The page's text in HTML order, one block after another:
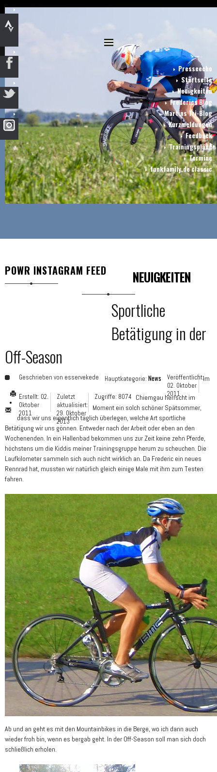
Presseecho
Startseite
Neuigkeiten
Frederics Blog
Martins Tri-Blog
Kurzmeldungen
Feedback
Trainingspläne
Termine
funkfamily.de classic
POWR INSTAGRAM FEED NEUIGKEITEN
Sportliche
Betätigung in der
Off-Season
Geschrieben von esservekede Hauptkategorie: News
Veröffentlicht:
02. Oktober
2011
Erstellt: 02.
Oktober
2011
Zuletzt
aktualisiert:
29. Oktober
2013
Zugriffe: 8074
Im
Chiemgau herrscht im
Moment ein solch schöner Spätsommer,
dass wir uns eigentlich täglich überlegen, welche Art sportliche
Betätigung wir uns gönnen. Entweder nach der Arbeit oder eben an den
Wochenenden. In ein Hallenbad bekommen uns zur Zeit keine zehn Pferde,
höchstens um die Kiddis meiner Trainingsgruppe herum zu scheuchen. Die
Laufkilometer sammeln sich auch nicht wirklich an. Da Frederic ein neues
Rennrad hat, mussten wir natürlich gleich einige Male mit ihm zum Testen
fahren.
Ab und an geht es mit den Mountainbikes in die Berge, wo ich dann auch
wieder froh bin, wenn es bergab geht. In der Off-Season soll man sich doch
schließlich erholen.